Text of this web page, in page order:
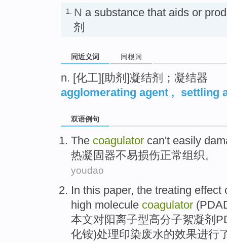
1. N a substance that aids or
剂
同近义词 同根词
n. [化工][助剂]凝结剂；凝结器
agglomerating agent , settling
双语例句
The coagulator can't easily
热凝固器不易损伤正常组织。
youdao
In this paper, the treating effect
high molecule coagulator (
本文对阳离子型高分子絮凝剂
化铵)处理印染废水的效果进行